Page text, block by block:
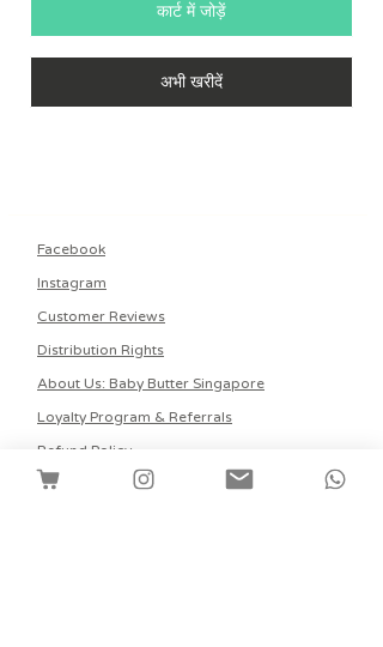
कार्ट में जोड़ें
अभी खरीदें
Facebook
Instagram
Customer Reviews
Distribution Rights
About Us: Baby Butter Singapore
Loyalty Program & Referrals
Refund Policy